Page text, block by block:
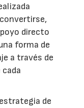
directo
forma de
a través de
de